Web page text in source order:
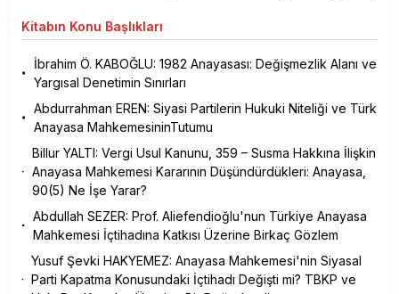
Kitabın Konu Başlıkları
İbrahim Ö. KABOĞLU: 1982 Anayasası: Değişmezlik Alanı ve
Yargısal Denetimin Sınırları
Abdurrahman EREN: Siyasi Partilerin Hukuki Niteliği ve Türk
Anayasa MahkemesininTutumu
Billur YALTI: Vergi Usul Kanunu, 359 – Susma Hakkına İlişkin
Anayasa Mahkemesi Kararının Düşündürdükleri: Anayasa,
90(5) Ne İşe Yarar?
Abdullah SEZER: Prof. Aliefendioğlu'nun Türkiye Anayasa
Mahkemesi İçtihadına Katkısı Üzerine Birkaç Gözlem
Yusuf Şevki HAKYEMEZ: Anayasa Mahkemesi'nin Siyasal
Parti Kapatma Konusundaki İçtihadı Değişti mi? TBKP ve